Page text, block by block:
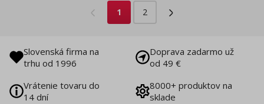
1 2
Slovenská firma na
trhu od 1996
Doprava zadarmo už
od 49 €
Vrátenie tovaru do
14 dní
8000+ produktov na
sklade